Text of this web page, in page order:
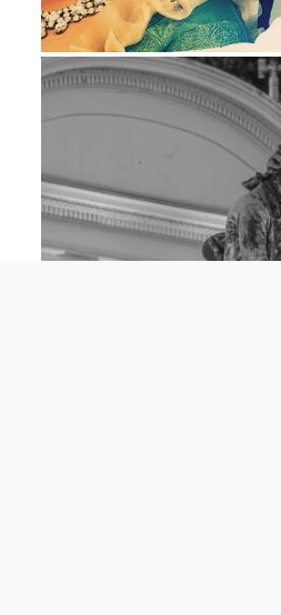
Maj 23